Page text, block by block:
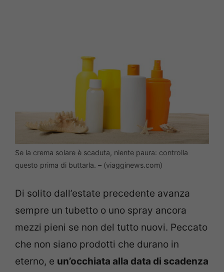
Se la crema solare è scaduta, niente paura: controlla
questo prima di buttarla. – (viagginews.com)
Di solito dall’estate precedente avanza
sempre un tubetto o uno spray ancora
mezzi pieni se non del tutto nuovi. Peccato
che non siano prodotti che durano in
eterno, e un’occhiata alla data di scadenza